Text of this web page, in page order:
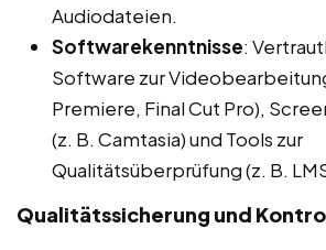
Audiodateien.
Softwarekenntnisse:
Software zur
Premiere, Final Cut Pro),
(z. B. Camtasia) und Tools zur
Qualitätsüberprüfung (z. B.
Qualitätssicherung und